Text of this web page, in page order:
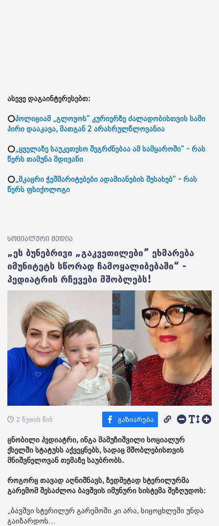
ასევე დაგაინტერესებთ:
⭕პოლიციამ „გლოვოს“ კურიერზე ძალადობისთვის სამი
პირი დააკავა, მათგან 2 არასრულწლოვანია
⭕„ყველაზე საუკეთესო შეგრძნებაა ამ სამყაროში“ - რას
წერს თამუნა მდივანი
⭕„მკაცრი ჭეშმარიტებები ადამიანების შესახებ“ - რას
წერს ფსიქოლოგი
სოციალური მედია
„ეს ბუნებრივი „გაკვეთილები” ეხმარება
იმუნიტეტს სწორად ჩამოყალიბებაში“ -
პედიატრის რჩევები მშობლებს!
2 წუთის წინ
ცნობილი პედიატრი, ინგა მამუჩიშვილი სოციალურ
ქსელში სტატუსს აქვეყნებს, სადაც მშობლებისთვის
მნიშვნელოვან თემაზე საუბრობს.
როგორც თავად აღნიშნავს, ზედმეტად სტერილურმა
გარემომ შესაძლოა ბავშვის იმუნური სისტემა შეზღუდოს:
„ბავშვი სტერილურ გარემოში კი არა, სიცოცხლეში უნდა
გაიზარდოს…